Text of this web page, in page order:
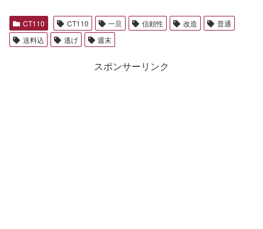
CT110 CT110 一旦 信頼性 改造
普通
送料込
逃げ 週末
スポンサーリンク